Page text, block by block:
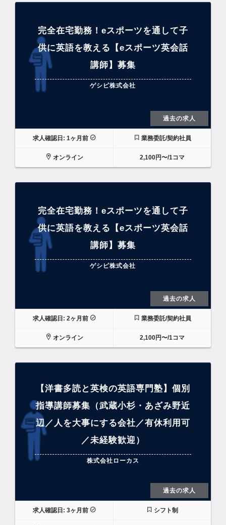
完全在宅勤務！eスポーツを通して子
供に英語を教える【eスポーツ英会話
講師】募集
ゲシピ株式会社
過去の求人
求人確認日: 1ヶ月前 業務委託/契約社員
オンライン 2,100円〜/1コマ
完全在宅勤務！eスポーツを通して子
供に英語を教える【eスポーツ英会話
講師】募集
ゲシピ株式会社
過去の求人
求人確認日: 2ヶ月前 業務委託/契約社員
オンライン 2,100円〜/1コマ
【洋書多読と英検の英語専門塾】個別
指導講師募集（武蔵小杉・あざみ野近
辺／人を大事にする会社／有休利用可
／未経験歓迎）
株式会社ローカス
過去の求人
求人確認日: 3ヶ月前 シフト制